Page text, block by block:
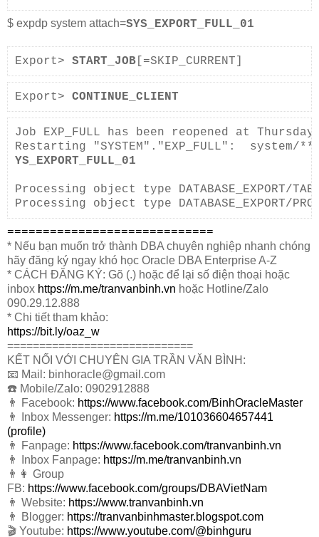
$ expdp system attach=SYS_EXPORT_FULL_01
Export> START_JOB [=SKIP_CURRENT]
Export> CONTINUE_CLIENT
Job EXP_FULL has been reopened at
Restarting "SYSTEM"."EXP_FULL":
YS_EXPORT_FULL_01
Processing object type DATABASE_EXPORT/
Processing object type DATABASE_EXPORT/
=============================
* Nếu bạn muốn trở thành DBA chuyên nghiệp nhanh chóng
hãy đăng ký ngay khó học Oracle DBA Enterprise A-Z
* CÁCH ĐĂNG KÝ: Gõ (.) hoặc để lại số điện thoại hoặc
inbox https://m.me/tranvanbinh.vn hoặc Hotline/Zalo
090.29.12.888
* Chi tiết tham khảo:
https://bit.ly/oaz_w
=============================
KẾT NỐI VỚI CHUYÊN GIA TRẦN VĂN BÌNH:
📧 Mail: binhoracle@gmail.com
☎️ Mobile/Zalo: 0902912888
👨 Facebook: https://www.facebook.com/BinhOracleMaster
👨 Inbox Messenger: https://m.me/101036604657441
(profile)
👨 Fanpage: https://www.facebook.com/tranvanbinh.vn
👨 Inbox Fanpage: https://m.me/tranvanbinh.vn
👨👩 Group
FB: https://www.facebook.com/groups/DBAVietNam
👨 Website: https://www.tranvanbinh.vn
👨 Blogger: https://tranvanbinhmaster.blogspot.com
🎬 Youtube: https://www.youtube.com/@binhguru